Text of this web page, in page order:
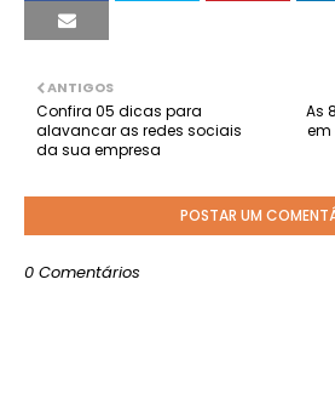
As
em
ANTIGOS
Confira 05 dicas para
alavancar as redes sociais
da sua empresa
POSTAR UM
0 Comentários